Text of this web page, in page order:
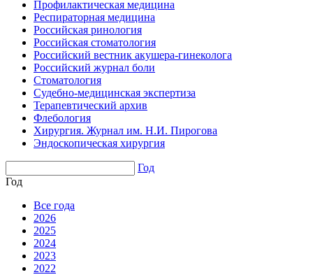
Профилактическая медицина
Респираторная медицина
Российская ринология
Российская стоматология
Российский вестник акушера-гинеколога
Российский журнал боли
Стоматология
Судебно-медицинская экспертиза
Терапевтический архив
Флебология
Хирургия. Журнал им. Н.И. Пирогова
Эндоскопическая хирургия
Год
Год
Все года
2026
2025
2024
2023
2022